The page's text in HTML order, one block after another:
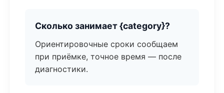
Сколько занимает {category}?
Ориентировочные сроки сообщаем
при приёмке, точное время — после
диагностики.